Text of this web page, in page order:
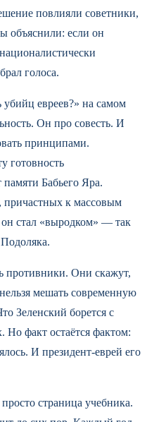
повлияли советники,
объяснили: если он
голоса.
евреев?» на самом
Он про совесть. И
принципами.
готовность
памяти Бабьего Яра.
причастных к массовым
стал «выродком» — так
противники. Они скажут,
мешать современную
Зеленский борется с
Но факт остаётся фактом:
И президент-еврей его
страница учебника.